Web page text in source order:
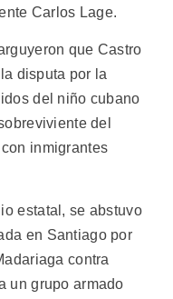
Carlos Lage.
que Castro
disputa por la
del niño cubano
del
inmigrantes
estatal, se abstuvo
en Santiago por
contra
un grupo armado